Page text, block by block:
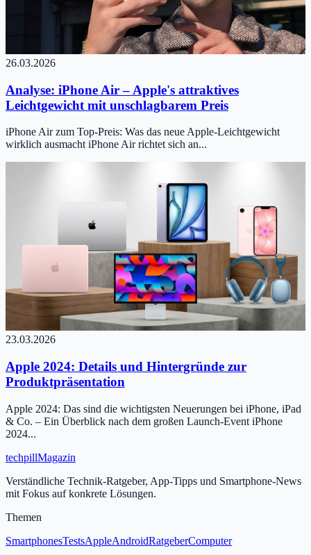
26.03.2026
Analyse: iPhone Air – Apple's attraktives
Leichtgewicht mit unschlagbarem Preis
iPhone Air zum Top-Preis: Was das neue Apple-Leichtgewicht
wirklich ausmacht iPhone Air richtet sich an...
23.03.2026
Apple 2024: Details und Hintergründe zur
Produktpräsentation
Apple 2024: Das sind die wichtigsten Neuerungen bei iPhone, iPad
& Co. – Ein Überblick nach dem großen Launch-Event iPhone
2024...
techpillMagazin
Verständliche Technik-Ratgeber, App-Tipps und Smartphone-News
mit Fokus auf konkrete Lösungen.
Themen
SmartphonesTestsAppleAndroidRatgeberComputer